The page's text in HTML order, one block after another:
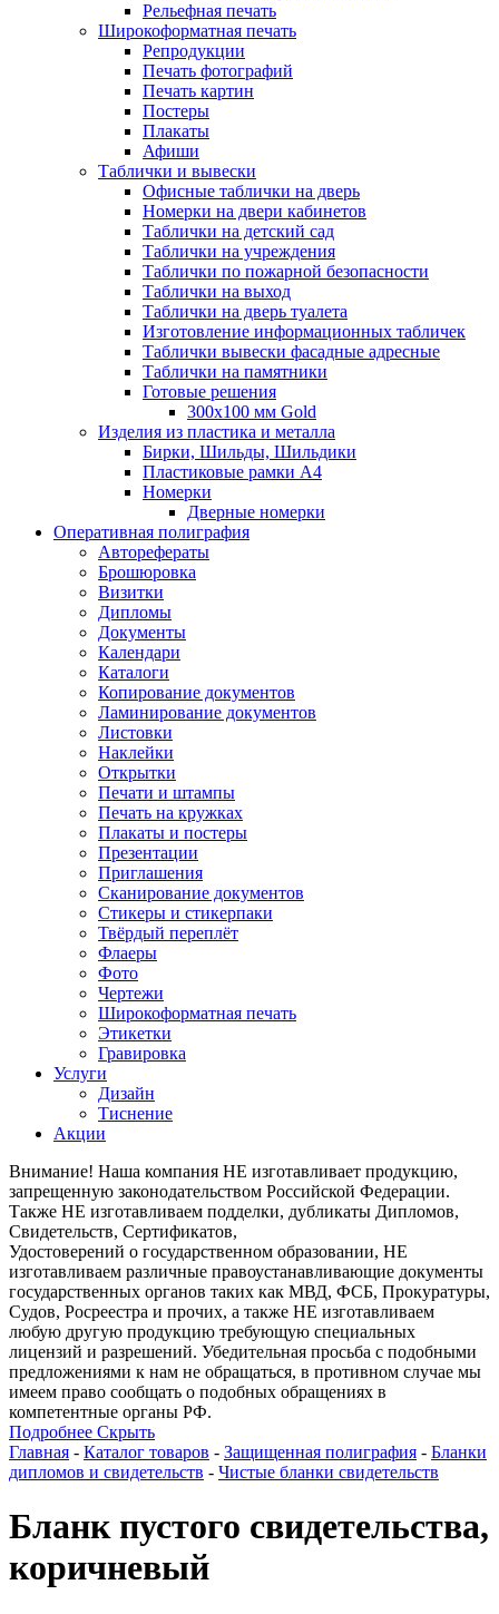
Рельефная печать
Широкоформатная печать
Репродукции
Печать фотографий
Печать картин
Постеры
Плакаты
Афиши
Таблички и вывески
Офисные таблички на дверь
Номерки на двери кабинетов
Таблички на детский сад
Таблички на учреждения
Таблички по пожарной безопасности
Таблички на выход
Таблички на дверь туалета
Изготовление информационных табличек
Таблички вывески фасадные адресные
Таблички на памятники
Готовые решения
300x100 мм Gold
Изделия из пластика и металла
Бирки, Шильды, Шильдики
Пластиковые рамки А4
Номерки
Дверные номерки
Оперативная полиграфия
Авторефераты
Брошюровка
Визитки
Дипломы
Документы
Календари
Каталоги
Копирование документов
Ламинирование документов
Листовки
Наклейки
Открытки
Печати и штампы
Печать на кружках
Плакаты и постеры
Презентации
Приглашения
Сканирование документов
Стикеры и стикерпаки
Твёрдый переплёт
Флаеры
Фото
Чертежи
Широкоформатная печать
Этикетки
Гравировка
Услуги
Дизайн
Тиснение
Акции
Внимание! Наша компания НЕ изготавливает продукцию,
запрещенную законодательством Российской Федерации.
Также НЕ изготавливаем подделки, дубликаты Дипломов,
Свидетельств, Сертификатов,
Удостоверений о государственном образовании, НЕ
изготавливаем различные правоустанавливающие документы
государственных органов таких как МВД, ФСБ, Прокуратуры,
Судов, Росреестра и прочих, а также НЕ изготавливаем
любую другую продукцию требующую специальных
лицензий и разрешений. Убедительная просьба с подобными
предложениями к нам не обращаться, в противном случае мы
имеем право сообщать о подобных обращениях в
компетентные органы РФ.
Подробнее Скрыть
Главная - Каталог товаров - Защищенная полиграфия - Бланки
дипломов и свидетельств - Чистые бланки свидетельств
Бланк пустого свидетельства,
коричневый